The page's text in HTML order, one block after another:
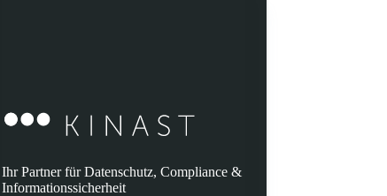
Ihr Partner für Datenschutz, Compliance &
Informationssicherheit